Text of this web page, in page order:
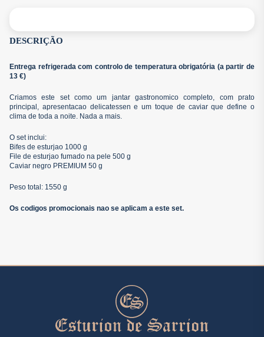
DESCRIÇÃO
Entrega refrigerada com controlo de temperatura obrigatória (a partir de
13 €)
Criamos este set como um jantar gastronomico completo, com prato
principal, apresentacao delicatessen e um toque de caviar que define o
clima de toda a noite. Nada a mais.
O set inclui:
Bifes de esturjao 1000 g
File de esturjao fumado na pele 500 g
Caviar negro PREMIUM 50 g
Peso total: 1550 g
Os codigos promocionais nao se aplicam a este set.